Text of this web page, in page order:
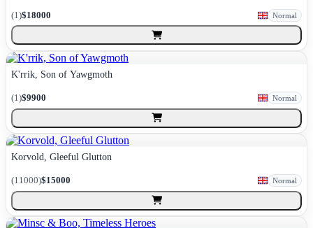
(1)$18000 Normal
K'rrik, Son of Yawgmoth
(1)$9900 Normal
Korvold, Gleeful Glutton
(11000)$15000 Normal